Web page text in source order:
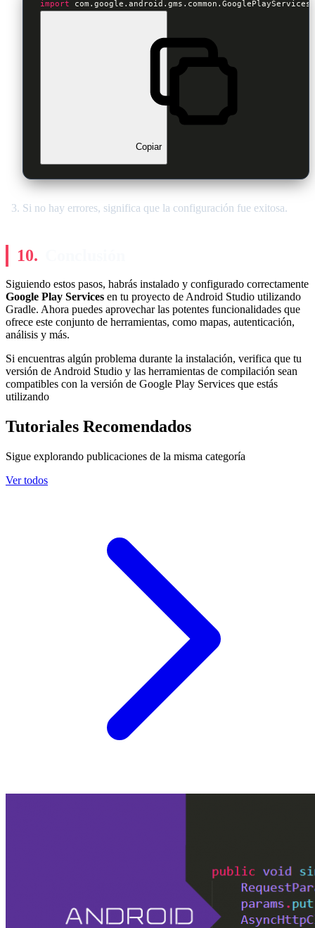
import
Copiar
Si no hay errores, significa que la configuración fue exitosa.
Siguiendo estos pasos, habrás instalado y configurado correctamente
Google Play Services en tu proyecto de Android Studio utilizando
Gradle. Ahora puedes aprovechar las potentes funcionalidades que
ofrece este conjunto de herramientas, como mapas, autenticación,
análisis y más.
Si encuentras algún problema durante la instalación, verifica que tu
versión de Android Studio y las herramientas de compilación sean
compatibles con la versión de Google Play Services que estás
utilizando
Tutoriales Recomendados
Sigue explorando publicaciones de la misma categoría
Ver todos